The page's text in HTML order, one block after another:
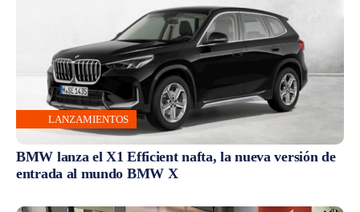
LANZAMIENTOS
BMW lanza el X1 Efficient nafta, la nueva versión de
entrada al mundo BMW X